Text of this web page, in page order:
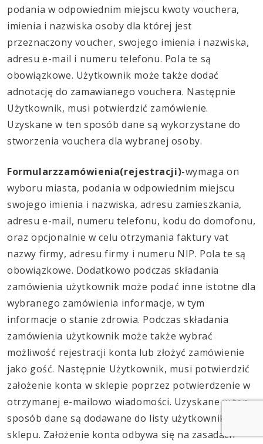
podania w odpowiednim miejscu kwoty vouchera,
imienia i nazwiska osoby dla której jest
przeznaczony voucher, swojego imienia i nazwiska,
adresu e-mail i numeru telefonu. Pola te są
obowiązkowe. Użytkownik może także dodać
adnotację do zamawianego vouchera. Następnie
Użytkownik, musi potwierdzić zamówienie.
Uzyskane w ten sposób dane są wykorzystane do
stworzenia vouchera dla wybranej osoby.
Formularzzamówienia(rejestracji)-wymaga on
wyboru miasta, podania w odpowiednim miejscu
swojego imienia i nazwiska, adresu zamieszkania,
adresu e-mail, numeru telefonu, kodu do domofonu,
oraz opcjonalnie w celu otrzymania faktury vat
nazwy firmy, adresu firmy i numeru NIP. Pola te są
obowiązkowe. Dodatkowo podczas składania
zamówienia użytkownik może podać inne istotne dla
wybranego zamówienia informacje, w tym
informacje o stanie zdrowia. Podczas składania
zamówienia użytkownik może także wybrać
możliwość rejestracji konta lub złożyć zamówienie
jako gość. Następnie Użytkownik, musi potwierdzić
założenie konta w sklepie poprzez potwierdzenie w
otrzymanej e-mailowo wiadomości. Uzyskane w ten
sposób dane są dodawane do listy użytkowników
sklepu. Założenie konta odbywa się na zasadach